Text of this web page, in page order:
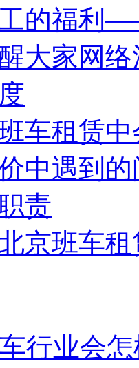
的福利
大家网
车租赁
中遇到的
责
京班车
行业会